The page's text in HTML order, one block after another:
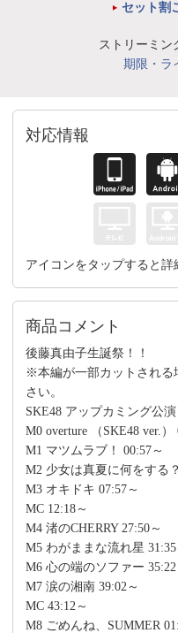
セット割
ストリーミン
期限・ラ
対応情報
アイコンをタップすると詳
商品コメント
後藤真由子生誕祭！！
※本編が一部カットされる
さい。
SKE48 アップカミング公演
M0 overture （SKE48 ver.）
M1 マツムラブ！ 00:57～
M2 少女は真夏に何をする
M3 オキドキ 07:57～
MC 12:18～
M4 渚のCHERRY 27:50～
M5 わがままな流れ星 31:35
M6 心の端のソファー 35:22
M7 涙の湘南 39:02～
MC 43:12～
M8 ごめんね、SUMMER